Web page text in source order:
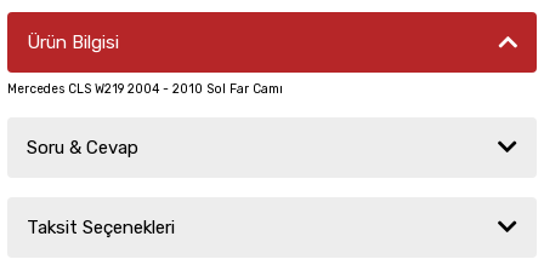
Ürün Bilgisi
Mercedes CLS W219 2004 - 2010 Sol Far Camı
Soru & Cevap
Ürün hakkında henüz soru sorulmamış.
Taksit Seçenekleri